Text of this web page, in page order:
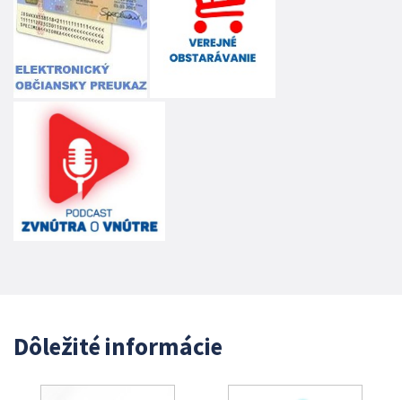
Dôležité informácie